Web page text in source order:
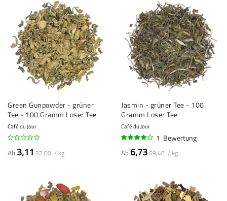
Green Gunpowder - grüner
Tee - 100 Gramm Loser Tee
Café du Jour
Ab 3,11 32,00 / kg
Jasmin - grüner Tee - 100
Gramm Loser Tee
Café du Jour
80%
1 Bewertung
Ab 6,7369,40 / kg